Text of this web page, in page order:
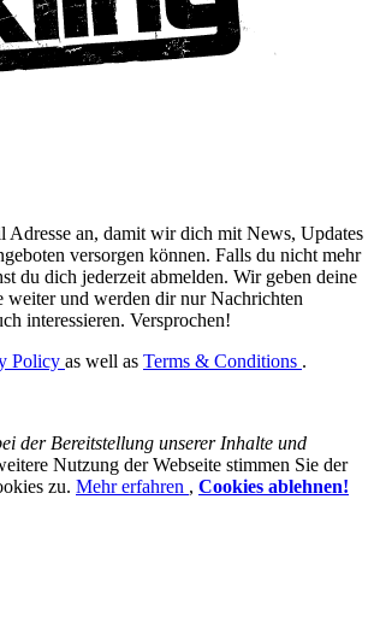
Adresse an, damit wir dich mit News, Updates
versorgen können. Falls du nicht mehr
du dich jederzeit abmelden. Wir geben deine
weiter und werden dir nur Nachrichten
interessieren. Versprochen!
Policy as well as Terms & Conditions .
der Bereitstellung unserer Inhalte und
Nutzung der Webseite stimmen Sie der
zu. Mehr erfahren , Cookies ablehnen!